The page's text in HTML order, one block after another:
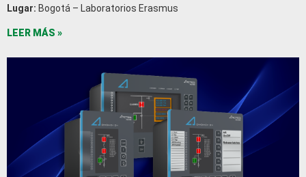
Lugar: Bogotá – Laboratorios Erasmus
LEER MÁS »